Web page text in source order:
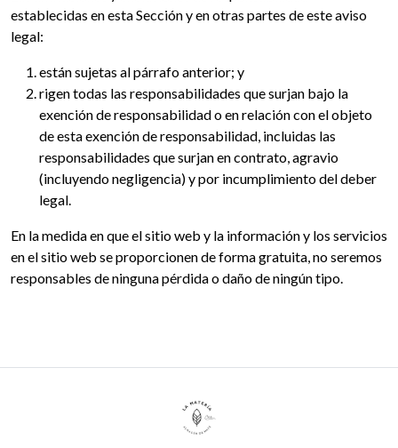
establecidas en esta Sección y en otras partes de este aviso
legal:
están sujetas al párrafo anterior; y
rigen todas las responsabilidades que surjan bajo la
exención de responsabilidad o en relación con el objeto
de esta exención de responsabilidad, incluidas las
responsabilidades que surjan en contrato, agravio
(incluyendo negligencia) y por incumplimiento del deber
legal.
En la medida en que el sitio web y la información y los servicios
en el sitio web se proporcionen de forma gratuita, no seremos
responsables de ninguna pérdida o daño de ningún tipo.